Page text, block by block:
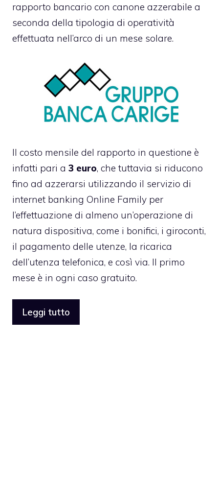
rapporto bancario con canone azzerabile a
seconda della tipologia di operatività
effettuata nell’arco di un mese solare.
Il costo mensile del rapporto in questione è
infatti pari a 3 euro, che tuttavia si riducono
fino ad azzerarsi utilizzando il servizio di
internet banking Online Family per
l’effettuazione di almeno un’operazione di
natura dispositiva, come i bonifici, i giroconti,
il pagamento delle utenze, la ricarica
dell’utenza telefonica, e così via. Il primo
mese è in ogni caso gratuito.
Leggi tutto